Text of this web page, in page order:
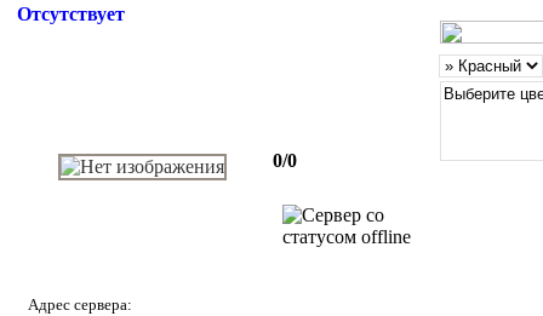
Отсутствует
0/0
Адрес сервера: